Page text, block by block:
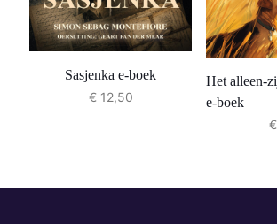
Sasjenka e-boek
€12,50
Het alleen-
e-boek
€